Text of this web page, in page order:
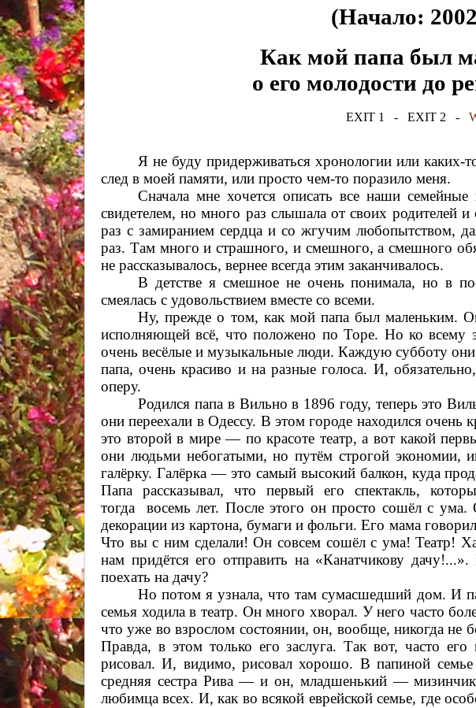
(Начало:
Как мой папа был
o eго мoлoдоcти дo
EXIT 1 - EXIT 2 -
Я не буду придерживаться хронологии или каких-
след в моей памяти, или просто чем-то поразило меня.
Сначала мне хочется описать все наши
свидетелем, но много раз слышала от своих родителей
раз с замиранием сердца и со жгучим любопытством,
раз. Там много и страшного, и смешного, а смешного
не рассказывалось, вернее всегда этим заканчивалось.
В детстве я смешное не очень понимала, но в
смеялась с удовольствием вместе со всеми.
Ну, прежде о том, как мой папа был маленьким.
исполняющей всё, что положено по Торе. Но ко всему
очень весёлые и музыкальные люди. Каждую субботу они
папа, очень красиво и на разные голоса. И,
оперу.
Родился папа в Вильно в 1896 году, теперь это
они переехали в Одессу. В этом городе находился очень
это второй в мире — по красоте театр, а вот какой
они людьми небогатыми, но путём строгой экономии,
галёрку. Галёрка — это самый высокий балкон, куда
Папа рассказывал, что первый его спектакль,
тогда восемь лет. После этого он просто сошёл с
декорации из картона, бумаги и фольги. Его мама
Что вы с ним сделали! Он совсем сошёл с ума! Театр!
нам придётся его отправить на «Канатчикову
поехать на дачу?
Но потом я узнала, что там сумасшедший дом. И
семья ходила в театр. Он много хворал. У него часто
что уже во взрослом состоянии, он, вообще, никогда не
Правда, в этом только его заслуга. Так вот, часто
рисовал. И, видимо, рисовал хорошо. В папиной
средняя сестра Рива — и он, младшенький —
любимца всех. И, как во всякой еврейской семье, где